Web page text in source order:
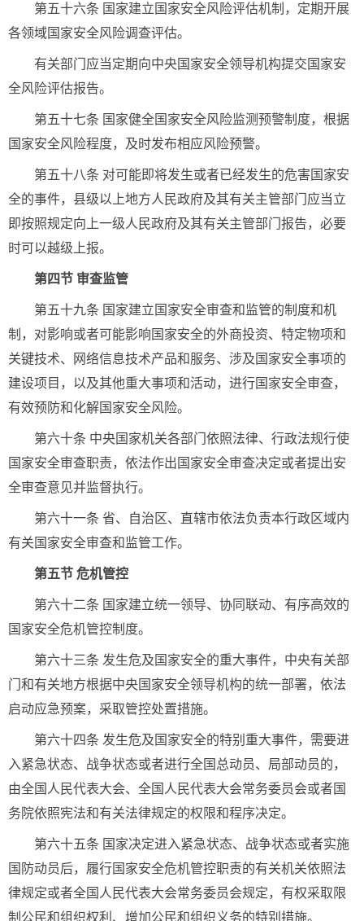
第五十六条 国家建立国家安全风险评估机制，定期开展
各领域国家安全风险调查评估。
有关部门应当定期向中央国家安全领导机构提交国家安
全风险评估报告。
第五十七条 国家健全国家安全风险监测预警制度，根据
国家安全风险程度，及时发布相应风险预警。
第五十八条 对可能即将发生或者已经发生的危害国家安
全的事件，县级以上地方人民政府及其有关主管部门应当立
即按照规定向上一级人民政府及其有关主管部门报告，必要
时可以越级上报。
第四节 审查监管
第五十九条 国家建立国家安全审查和监管的制度和机
制，对影响或者可能影响国家安全的外商投资、特定物项和
关键技术、网络信息技术产品和服务、涉及国家安全事项的
建设项目，以及其他重大事项和活动，进行国家安全审查，
有效预防和化解国家安全风险。
第六十条 中央国家机关各部门依照法律、行政法规行使
国家安全审查职责，依法作出国家安全审查决定或者提出安
全审查意见并监督执行。
第六十一条 省、自治区、直辖市依法负责本行政区域内
有关国家安全审查和监管工作。
第五节 危机管控
第六十二条 国家建立统一领导、协同联动、有序高效的
国家安全危机管控制度。
第六十三条 发生危及国家安全的重大事件，中央有关部
门和有关地方根据中央国家安全领导机构的统一部署，依法
启动应急预案，采取管控处置措施。
第六十四条 发生危及国家安全的特别重大事件，需要进
入紧急状态、战争状态或者进行全国总动员、局部动员的，
由全国人民代表大会、全国人民代表大会常务委员会或者国
务院依照宪法和有关法律规定的权限和程序决定。
第六十五条 国家决定进入紧急状态、战争状态或者实施
国防动员后，履行国家安全危机管控职责的有关机关依照法
律规定或者全国人民代表大会常务委员会规定，有权采取限
制公民和组织权利、增加公民和组织义务的特别措施。